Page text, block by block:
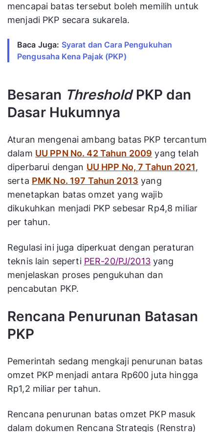
mencapai batas tersebut boleh memilih untuk
menjadi PKP secara sukarela.
Baca Juga: Syarat dan Cara Pengukuhan
Pengusaha Kena Pajak (PKP)
Besaran ThresholdPKP dan
Dasar Hukumnya
Aturan mengenai ambang batas PKP tercantum
dalam UU PPN No. 42 Tahun 2009 yang telah
diperbarui dengan UU HPP No, 7 Tahun 2021,
serta PMK No. 197 Tahun 2013 yang
menetapkan batas omzet yang wajib
dikukuhkan menjadi PKP sebesar Rp4,8 miliar
per tahun.
Regulasi ini juga diperkuat dengan peraturan
teknis lain seperti PER-20/PJ/2013yang
menjelaskan proses pengukuhan dan
pencabutan PKP.
Rencana Penurunan Batasan
PKP
Pemerintah sedang mengkaji penurunan batas
omzet PKP menjadi antara Rp600 juta hingga
Rp1,2 miliar per tahun.
Rencana penurunan batas omzet PKP masuk
dalam dokumen Rencana Strategis (Renstra)